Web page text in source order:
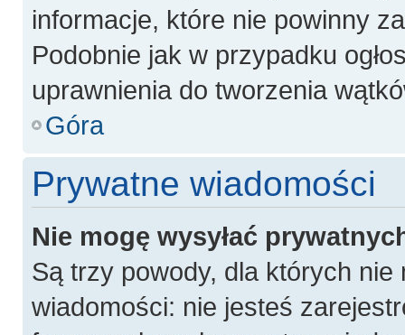
informacje, które nie powinny
Podobnie jak w przypadku
uprawnienia do tworzenia
Góra
Prywatne wiadomości
Nie mogę wysyłać
Są trzy powody, dla których nie
wiadomości: nie jesteś